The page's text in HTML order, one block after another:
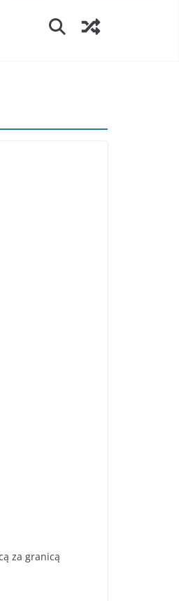
za granicą